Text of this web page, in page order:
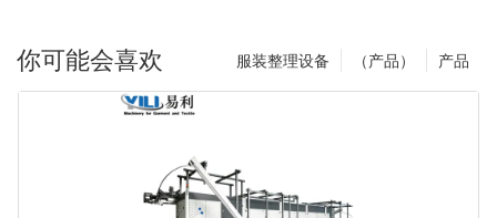
你可能会喜欢 产品
（产品）
服装整理设备